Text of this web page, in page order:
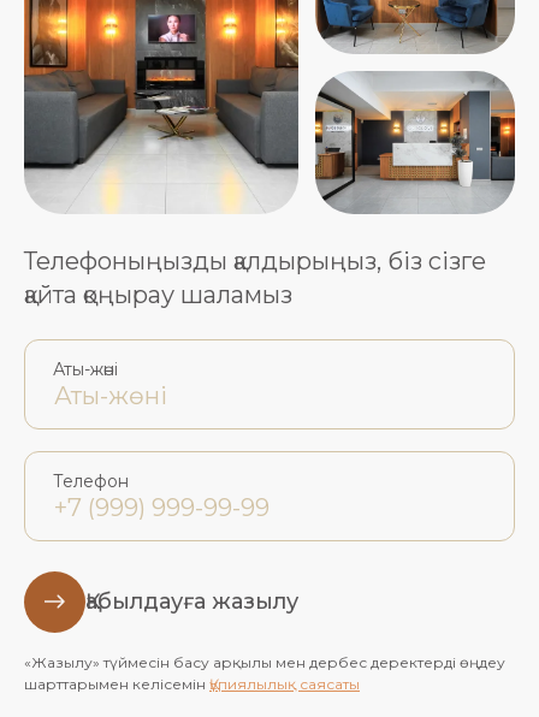
Телефоныңызды қалдырыңыз, біз сізге
қайта қоңырау шаламыз
Аты-жөні
Телефон
Қабылдауға жазылу
«Жазылу» түймесін басу арқылы мен дербес деректерді өңдеу
шарттарымен келісемін Құпиялылық саясаты